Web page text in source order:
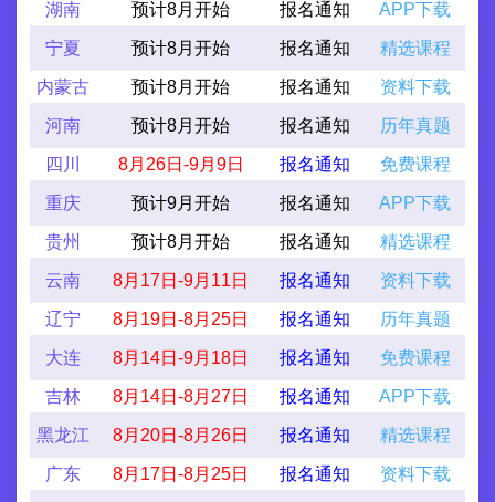
湖南 预计8月开始 报名通知 APP下载
宁夏 预计8月开始 报名通知 精选课程
内蒙古 预计8月开始 报名通知 资料下载
河南 预计8月开始 报名通知 历年真题
四川 8月26日-9月9日 报名通知 免费课程
重庆 预计9月开始 报名通知 APP下载
贵州 预计8月开始 报名通知 精选课程
云南 8月17日-9月11日 报名通知 资料下载
辽宁 8月19日-8月25日 报名通知 历年真题
大连 8月14日-9月18日 报名通知 免费课程
吉林 8月14日-8月27日 报名通知 APP下载
黑龙江 8月20日-8月26日 报名通知 精选课程
广东 8月17日-8月25日 报名通知 资料下载